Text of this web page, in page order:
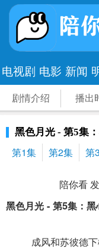
电视剧 电影 新闻
剧情介绍 播出
黑色月光 - 第5集
第1集 第2集 第
陪你看
黑色月光 - 第5集：
成风和苏彼德